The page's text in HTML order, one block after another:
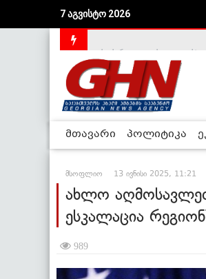
7 აგვისტო 2026
მთავარი პოლიტიკა
მსოფლიო 13 ივნისი 2025, 11:21
ახლო
ესკალაცია
989